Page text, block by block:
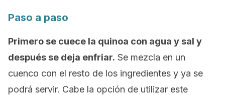
Paso a paso
Primero se cuece la quinoa con agua y sal y
después se deja enfriar. Se mezcla en un
cuenco con el resto de los ingredientes y ya se
podrá servir. Cabe la opción de utilizar este